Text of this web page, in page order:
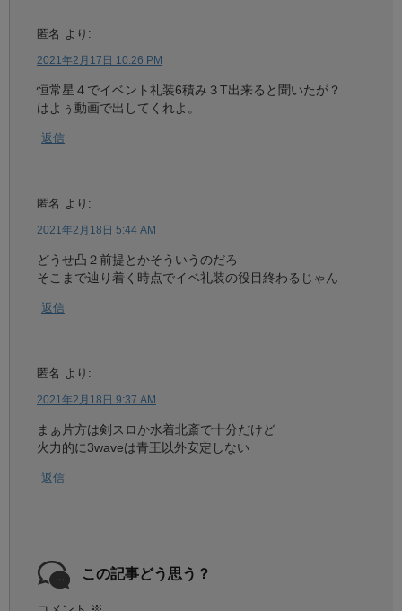
匿名 より:
2021年2月17日 10:26 PM
恒常星４でイベント礼装6積み３T出来ると聞いたが？
はよぅ動画で出してくれよ。
返信
匿名 より:
2021年2月18日 5:44 AM
どうせ凸２前提とかそういうのだろ
そこまで辿り着く時点でイベ礼装の役目終わるじゃん
返信
匿名 より:
2021年2月18日 9:37 AM
まぁ片方は剣スロか水着北斎で十分だけど
火力的に3waveは青王以外安定しない
返信
この記事どう思う？